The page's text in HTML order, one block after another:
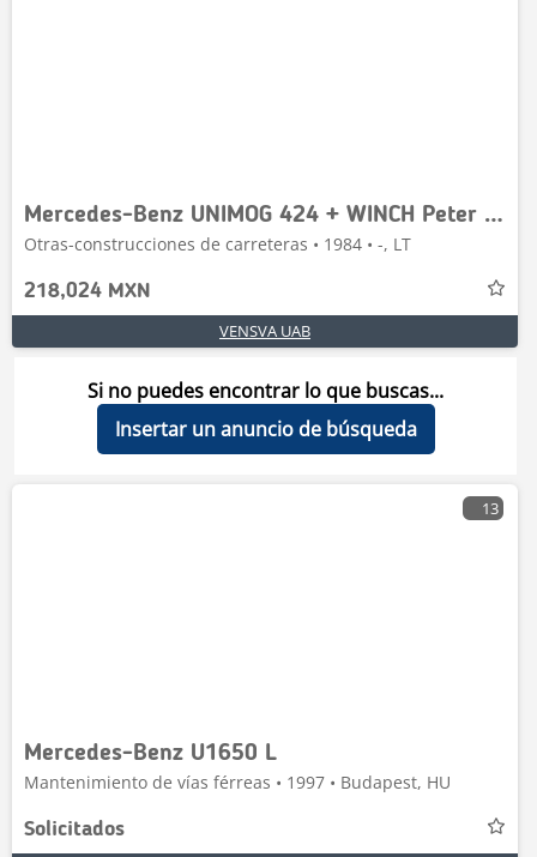
Mercedes-Benz UNIMOG 424 + WINCH Peter Lanci
Otras-construcciones de carreteras • 1984 • -, LT
218,024 MXN
VENSVA UAB
Si no puedes encontrar lo que buscas...
Insertar un anuncio de búsqueda
13
Mercedes-Benz U1650 L
Mantenimiento de vías férreas • 1997 • Budapest, HU
Solicitados